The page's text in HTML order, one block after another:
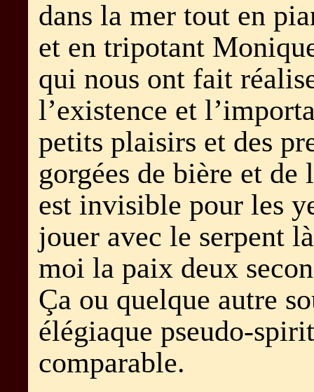
dans la mer tout en
et en tripotant
qui nous ont fait
l’existence et
petits plaisirs et des
gorgées de bière et de
est invisible pour les
jouer avec le serpent
moi la paix deux
Ça ou quelque autre
élégiaque pseudo-
comparable.